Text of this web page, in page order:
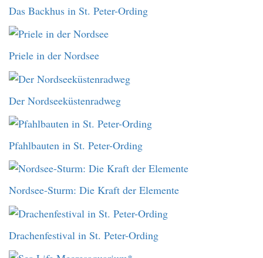
Das Backhus in St. Peter-Ording
Priele in der Nordsee
Der Nordseeküstenradweg
Pfahlbauten in St. Peter-Ording
Nordsee-Sturm: Die Kraft der Elemente
Drachenfestival in St. Peter-Ording